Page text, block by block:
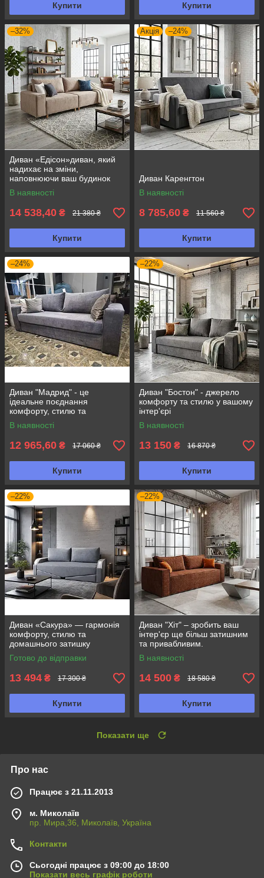
Купити Купити
–32%
Диван «Едісон»диван, який
надихає на зміни,
наповнюючи ваш будинок
затишком, стилем та новим
диханням.
В наявності
14 538,40 ₴ 21 380 ₴
Купити
Акція –24%
Диван Каренгтон
В наявності
8 785,60 ₴ 11 560 ₴
Купити
–24%
Диван "Мадрид" - це
ідеальне поєднання
комфорту, стилю та
функціональності
В наявності
12 965,60 ₴ 17 060 ₴
Купити
–22%
Диван "Бостон" - джерело
комфорту та стилю у вашому
інтер'єрі
В наявності
13 150 ₴ 16 870 ₴
Купити
–22%
Диван «Сакура» — гармонія
комфорту, стилю та
домашнього затишку
Готово до відправки
13 494 ₴ 17 300 ₴
Купити
–22%
Диван "Хіт" – зробить ваш
інтер'єр ще більш затишним
та привабливим.
В наявності
14 500 ₴ 18 580 ₴
Купити
Показати ще
Про нас
Працює з 21.11.2013
м. Миколаїв
пр. Мира,36, Миколаїв, Україна
Контакти
Сьогодні працює з 09:00 до 18:00
Показати весь графік роботи